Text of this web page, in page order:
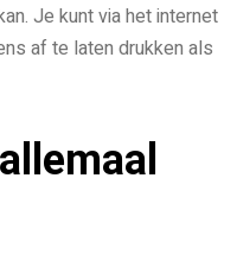
Je kunt via het internet
af te laten drukken als